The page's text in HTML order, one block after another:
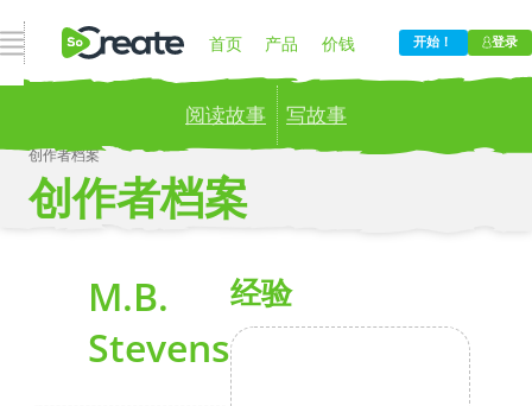
打开导航 首页 产品 价钱
博客 公司
开始！ 登录
阅读故事 写故事
Publish your stories to a global audience.
now!
创作者档案
创作者档案
M.B.
Stevens
经验